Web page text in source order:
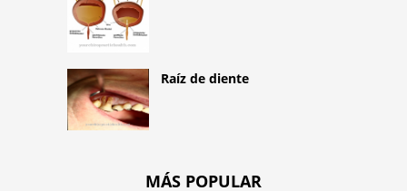
Raíz de diente
MÁS POPULAR